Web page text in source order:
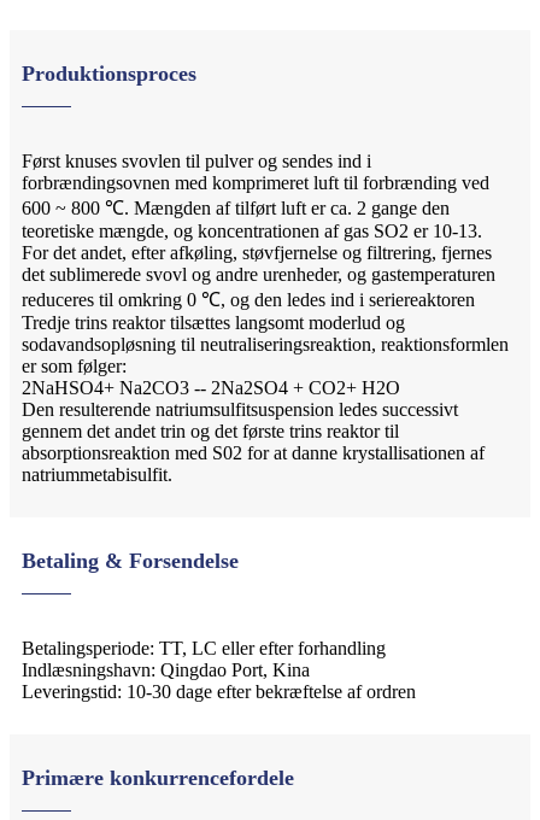
Produktionsproces
Først knuses svovlen til pulver og sendes ind i
forbrændingsovnen med komprimeret luft til forbrænding ved
600 ~ 800 ℃. Mængden af ​​tilført luft er ca. 2 gange den
teoretiske mængde, og koncentrationen af ​​gas SO2 er 10-13.
For det andet, efter afkøling, støvfjernelse og filtrering, fjernes
det sublimerede svovl og andre urenheder, og gastemperaturen
reduceres til omkring 0 ℃, og den ledes ind i seriereaktoren
Tredje trins reaktor tilsættes langsomt moderlud og
sodavandsopløsning til neutraliseringsreaktion, reaktionsformlen
er som følger:
2NaHSO4+ Na2CO3 -- 2Na2SO4 + CO2+ H2O
Den resulterende natriumsulfitsuspension ledes successivt
gennem det andet trin og det første trins reaktor til
absorptionsreaktion med S02 for at danne krystallisationen af ​​
natriummetabisulfit.
Betaling & Forsendelse
Betalingsperiode: TT, LC eller efter forhandling
Indlæsningshavn: Qingdao Port, Kina
Leveringstid: 10-30 dage efter bekræftelse af ordren
Primære konkurrencefordele